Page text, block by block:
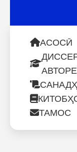
АСОСӢ
ТАМОС